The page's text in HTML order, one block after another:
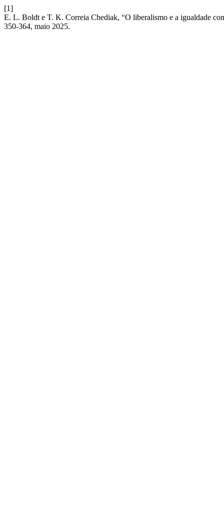
[1]
E. L. Boldt e T. K. Correia Chediak, “O liberalismo e a igualdade
350-364, maio 2025.